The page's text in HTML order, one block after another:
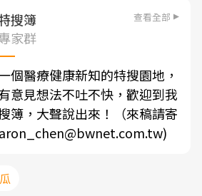
搜簿 查看全部
家群
個醫療健康新知的特搜園地，
意見想法不吐不快，歡迎到我
簿，大聲說出來！（來稿請寄